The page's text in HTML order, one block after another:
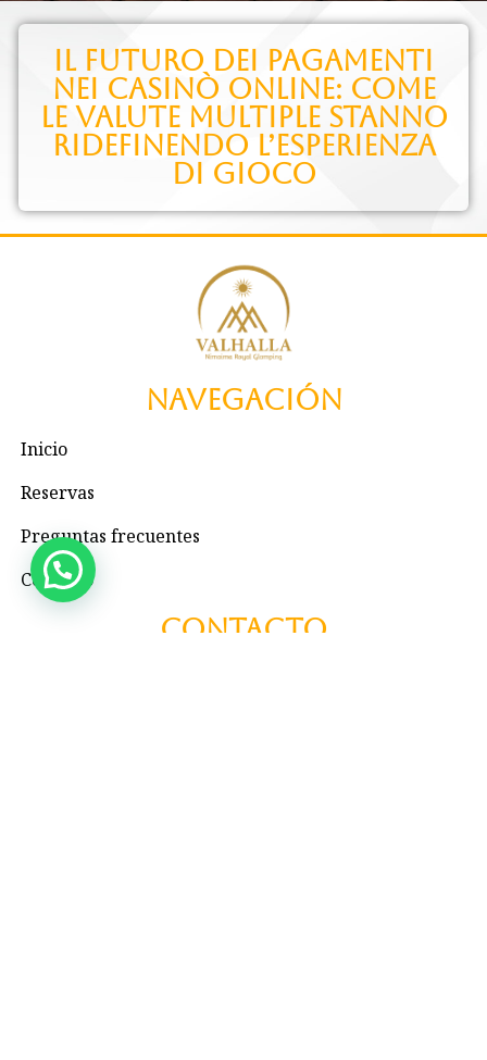
Il futuro dei pagamenti
nei casinò online: come
le valute multiple stanno
ridefinendo l’esperienza
di gioco
Navegación
Inicio
Reservas
Preguntas frecuentes
Contacto
Contacto